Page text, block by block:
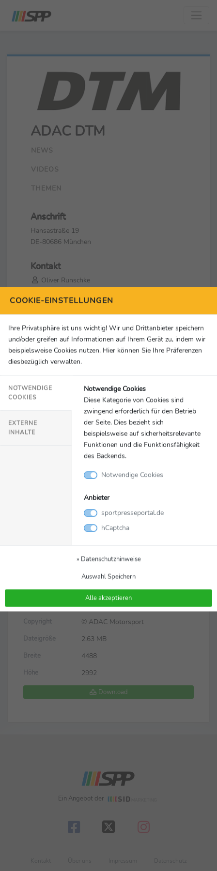
ADAC DTM
NEWS
VIDEOS
THEMEN
Anschrift
Hansastraße 19
DE-80686 München
Kontakt
Oliver Runschke
oliver.runschke@adac.de
Social Media & Links
Jules Gounon setzte am
Dekra Lausitzring die
Trainings-Bestzeit
Dateiname F1.jpg
Copyright © ADAC Motorsport
Dateigröße 2.63 MB
Breite 4488
Höhe 2992
Download
Ein Angebot der
COOKIE-EINSTELLUNGEN
Ihre Privatsphäre ist uns wichtig! Wir und Drittanbieter speichern
und/oder greifen auf Informationen auf Ihrem Gerät zu, indem wir
beispielsweise Cookies nutzen. Hier können Sie Ihre Präferenzen
diesbezüglich verwalten.
NOTWENDIGE
COOKIES
EXTERNE
INHALTE
Notwendige Cookies
Diese Kategorie von Cookies sind
zwingend erforderlich für den Betrieb
der Seite. Dies bezieht sich
beispielsweise auf sicherheitsrelevante
Funktionen und die Funktionsfähigkeit
des Backends.
Notwendige Cookies
Anbieter
sportpresseportal.de
hCaptcha
» Datenschutzhinweise
Auswahl Speichern
Alle akzeptieren